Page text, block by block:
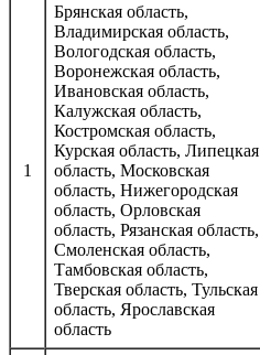
1
Брянская область,
Владимирская область,
Вологодская область,
Воронежская область,
Ивановская область,
Калужская область,
Костромская область,
Курская область, Липецкая
область, Московская
область, Нижегородская
область, Орловская
область, Рязанская область,
Смоленская область,
Тамбовская область,
Тверская область, Тульская
область, Ярославская
область